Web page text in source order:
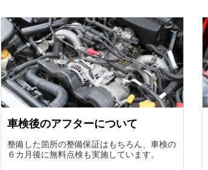
車検後のアフターについて
整備した箇所の整備保証はもちろん、車検の
６カ月後に無料点検も実施しています。